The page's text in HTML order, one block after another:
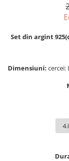
Set din argint
Dimensiuni: cercei: